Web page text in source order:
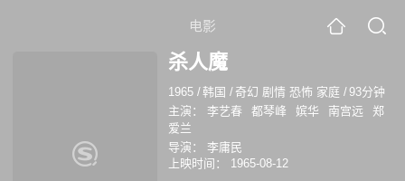
电影
杀人魔
1965 /韩国 / 奇幻 剧情 恐怖 家庭 /93分钟
主演：
李艺春 都琴峰 嫔华 南宫远
郑
爱兰
导演：
李庸民
上映时间：
1965-08-12